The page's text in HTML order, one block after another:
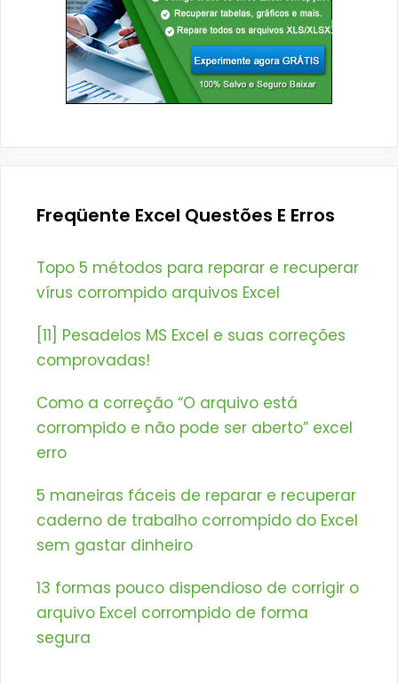
Freqüente Excel Questões E Erros
Topo 5 métodos para reparar e recuperar
vírus corrompido arquivos Excel
[11] Pesadelos MS Excel e suas correções
comprovadas!
Como a correção “O arquivo está
corrompido e não pode ser aberto” excel
erro
5 maneiras fáceis de reparar e recuperar
caderno de trabalho corrompido do Excel
sem gastar dinheiro
13 formas pouco dispendioso de corrigir o
arquivo Excel corrompido de forma
segura